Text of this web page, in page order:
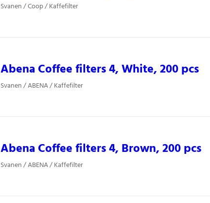
Svanen / Coop / Kaffefilter
Abena Coffee filters 4, White, 200 pcs
Svanen / ABENA / Kaffefilter
Abena Coffee filters 4, Brown, 200 pcs
Svanen / ABENA / Kaffefilter